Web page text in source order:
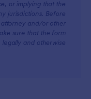
or implying that the
jurisdictions. Before
and/or other
sure that the form
and otherwise.